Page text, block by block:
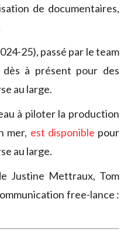
de documentaires,
25), passé par le team
dès à présent pour des
au large.
à piloter la production
mer, est disponible pour
au large.
Justine Mettraux, Tom
free-lance :